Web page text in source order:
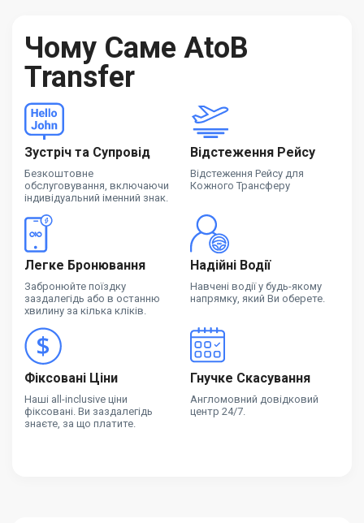
Чому Саме AtoB
Transfer
Зустріч та Супровід
Безкоштовне
обслуговування, включаючи
індивідуальний іменний знак.
Відстеження Рейсу
Відстеження Рейсу для
Кожного Трансферу
Легке Бронювання
Забронюйте поїздку
заздалегідь або в останню
хвилину за кілька кліків.
Надійні Водії
Навчені водії у будь-якому
напрямку, який Ви оберете.
Фіксовані Ціни
Наші all-inclusive ціни
фіксовані. Ви заздалегідь
знаєте, за що платите.
Гнучке Скасування
Англомовний довідковий
центр 24/7.